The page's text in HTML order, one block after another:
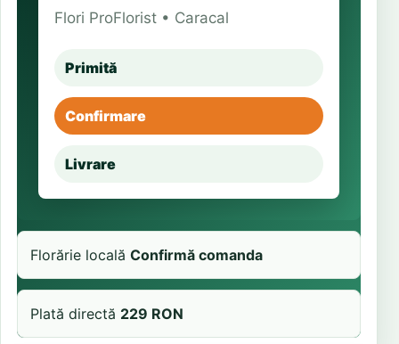
Flori ProFlorist • Caracal
Primită
Confirmare
Livrare
Florărie locală Confirmă comanda
Plată directă 229 RON